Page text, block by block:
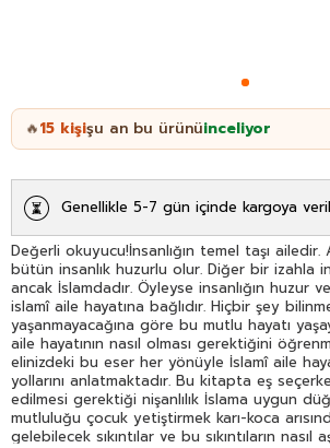
🔥15 kişişu an bu ürünüinceliyor
Genellikle 5-7 gün içinde kargoya
Değerli okuyucu!İnsanlığın temel taşı
bütün insanlık huzurlu olur. Diğer bir izahla
ancak İslamdadır. Öyleyse insanlığın huzur
islamî aile hayatına bağlıdır. Hiçbir şey
yaşanmayacağına göre bu mutlu hayatı
aile hayatının nasıl olması gerektiğini
elinizdeki bu eser her yönüyle İslamî aile
yollarını anlatmaktadır. Bu kitapta eş
edilmesi gerektiği nişanlılık İslama uygun
mutluluğu çocuk yetiştirmek karı-koca
gelebilecek sıkıntılar ve bu sıkıntıların nasıl